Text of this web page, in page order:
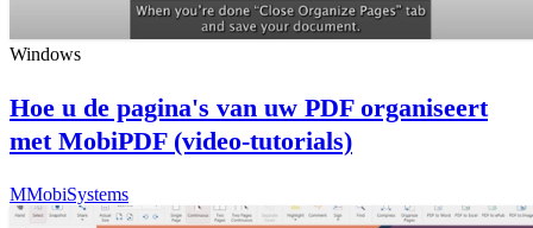
Windows
Hoe u de pagina's van uw PDF organiseert
met MobiPDF (video-tutorials)
MMobiSystems